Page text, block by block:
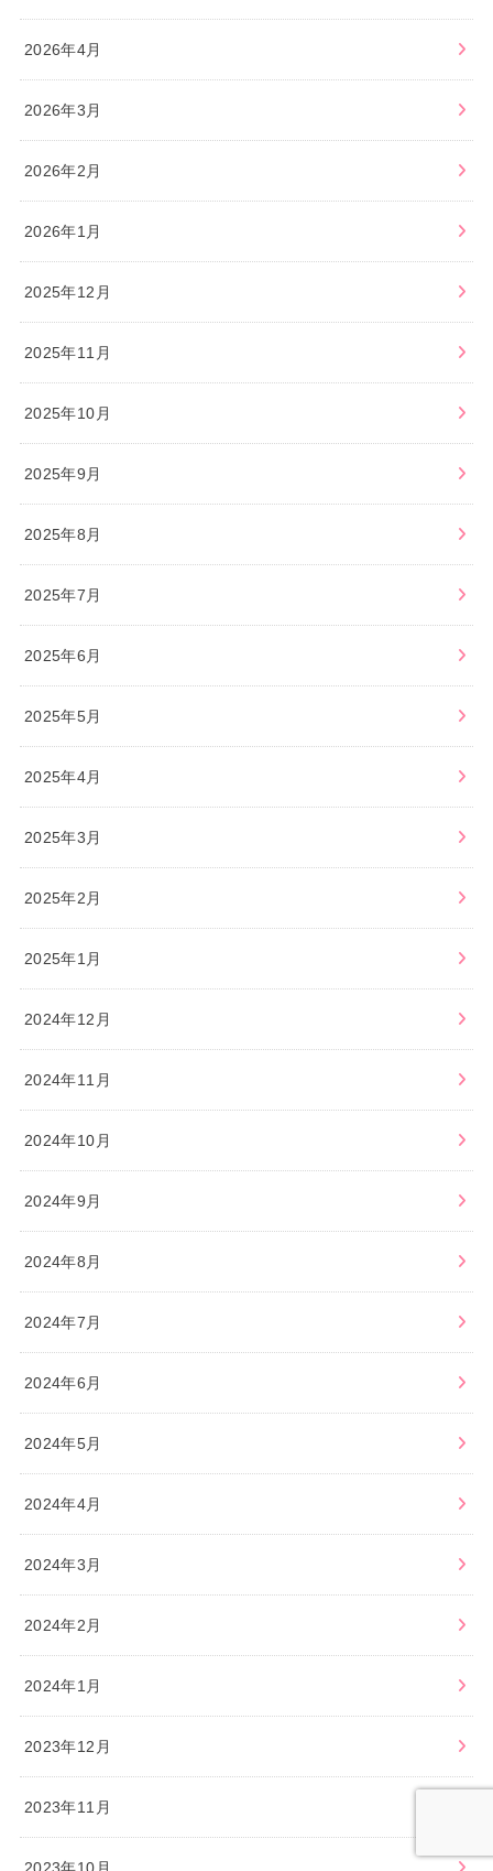
2026年4月
2026年3月
2026年2月
2026年1月
2025年12月
2025年11月
2025年10月
2025年9月
2025年8月
2025年7月
2025年6月
2025年5月
2025年4月
2025年3月
2025年2月
2025年1月
2024年12月
2024年11月
2024年10月
2024年9月
2024年8月
2024年7月
2024年6月
2024年5月
2024年4月
2024年3月
2024年2月
2024年1月
2023年12月
2023年11月